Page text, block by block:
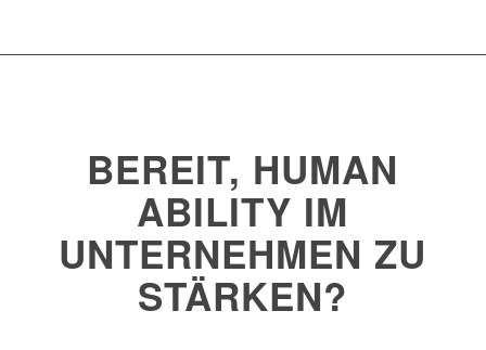
BEREIT, HUMAN
ABILITY IM
UNTERNEHMEN ZU
STÄRKEN?